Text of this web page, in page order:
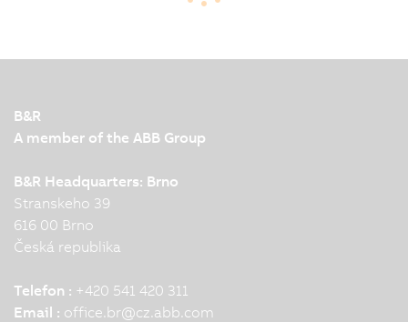
run lengths are becoming…
B&R
A member of the ABB Group
B&R Headquarters: Brno
Stranskeho 39
616 00 Brno
Česká republika
Telefon : +420 541 420 311
Email : office.br@cz.abb.com